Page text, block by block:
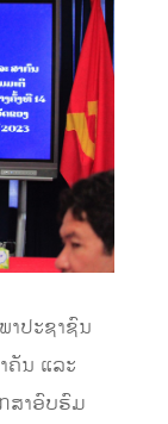
າປະຊາຊົນ
ຄັນ ແລະ
ສາອົບຮົມ